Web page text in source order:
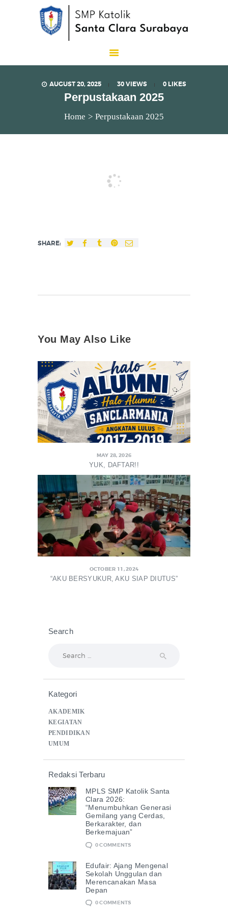
AUGUST 20, 2025 30VIEWS 0 LIKES
Perpustakaan 2025
Home Perpustakaan 2025
SMP Katolik Santa Clara
SHARE:
You May Also Like
MAY 28, 2026
YUK, DAFTAR!!
OCTOBER 11, 2024
“AKU BERSYUKUR, AKU SIAP DIUTUS”
Search
Kategori
AKADEMIK
KEGIATAN
PENDIDIKAN
UMUM
Redaksi Terbaru
MPLS SMP Katolik Santa
Clara 2026:
“Menumbuhkan Generasi
Gemilang yang Cerdas,
Berkarakter, dan
Berkemajuan”
0COMMENTS
Edufair: Ajang Mengenal
Sekolah Unggulan dan
Merencanakan Masa
Depan
0COMMENTS